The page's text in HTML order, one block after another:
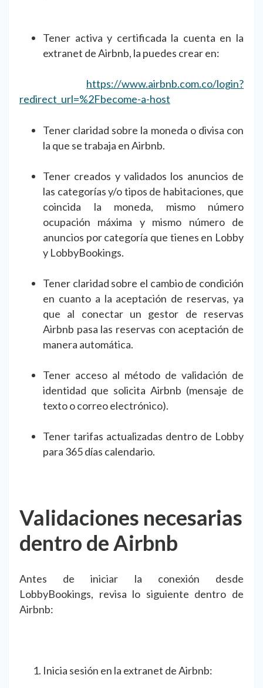
Tener activa y certificada la cuenta en la
extranet de Airbnb, la puedes crear en:
https://www.airbnb.com.co/login?
redirect_url=%2Fbecome-a-host
Tener claridad sobre la moneda o divisa con
la que se trabaja en Airbnb.
Tener creados y validados los anuncios de
las categorías y/o tipos de habitaciones, que
coincida la moneda, mismo número
ocupación máxima y mismo número de
anuncios por categoría que tienes en Lobby
y LobbyBookings.
Tener claridad sobre el cambio de condición
en cuanto a la aceptación de reservas, ya
que al conectar un gestor de reservas
Airbnb pasa las reservas con aceptación de
manera automática.
Tener acceso al método de validación de
identidad que solicita Airbnb (mensaje de
texto o correo electrónico).
Tener tarifas actualizadas dentro de Lobby
para 365 días calendario.
Validaciones necesarias
dentro de Airbnb
Antes de iniciar la conexión desde
LobbyBookings, revisa lo siguiente dentro de
Airbnb:
Inicia sesión en la extranet de Airbnb: